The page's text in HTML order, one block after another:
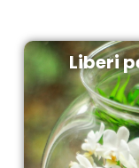
Liberi